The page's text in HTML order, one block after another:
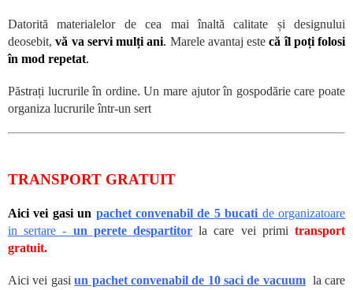
Datorită materialelor de cea mai înaltă calitate și designului
deosebit, vă va servi mulți ani. Marele avantaj estecă îl poți folosi
în mod repetat.
Păstrați lucrurile în ordine. Un mare ajutor în gospodărie care poate
organiza lucrurile într-un sert
TRANSPORT GRATUIT
Aici vei gasi un pachet convenabil de 5 bucati de organizatoare
in sertare - un perete despartitor la care vei primitransport
gratuit.
Aici vei gasiun pachet convenabil de 10 saci de vacuumla care